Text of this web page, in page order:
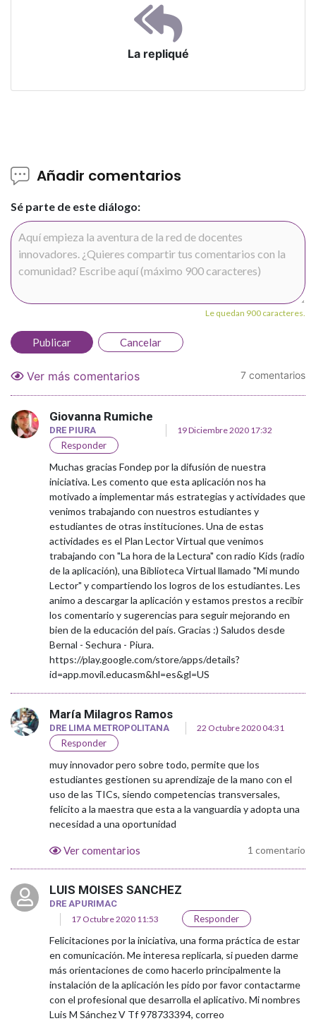
La repliqué
Añadir comentarios
Sé parte de este diálogo:
Le quedan 900 caracteres.
Publicar Cancelar
Ver más comentarios 7 comentarios
Giovanna Rumiche
DRE PIURA 19 Diciembre 2020 17:32
Responder
Muchas gracias Fondep por la difusión de nuestra
iniciativa. Les comento que esta aplicación nos ha
motivado a implementar más estrategias y actividades que
venimos trabajando con nuestros estudiantes y
estudiantes de otras instituciones. Una de estas
actividades es el Plan Lector Virtual que venimos
trabajando con "La hora de la Lectura" con radio Kids (radio
de la aplicación), una Biblioteca Virtual llamado "Mi mundo
Lector" y compartiendo los logros de los estudiantes. Les
animo a descargar la aplicación y estamos prestos a recibir
los comentario y sugerencias para seguir mejorando en
bien de la educación del país. Gracias :) Saludos desde
Bernal - Sechura - Piura.
https://play.google.com/store/apps/details?
id=app.movil.educasm&hl=es&gl=US
María Milagros Ramos
DRE LIMA METROPOLITANA 22 Octubre 2020 04:31
Responder
muy innovador pero sobre todo, permite que los
estudiantes gestionen su aprendizaje de la mano con el
uso de las TICs, siendo competencias transversales,
felicito a la maestra que esta a la vanguardia y adopta una
necesidad a una oportunidad
Ver comentarios 1 comentario
LUIS MOISES SANCHEZ
DRE APURIMAC
17 Octubre 2020 11:53
Responder
Felicitaciones por la iniciativa, una forma práctica de estar
en comunicación. Me interesa replicarla, si pueden darme
más orientaciones de como hacerlo principalmente la
instalación de la aplicación les pido por favor contactarme
con el profesional que desarrolla el aplicativo. Mi nombres
Luis M Sánchez V Tf 978733394, correo